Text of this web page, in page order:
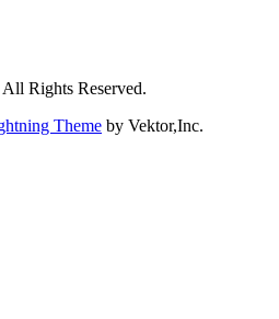
Rights Reserved.
Theme by Vektor,Inc.